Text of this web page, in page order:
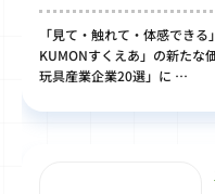
「見て・触れて・体感でき
KUMONすくえあ」の新たな
玩具産業企業20選」に …